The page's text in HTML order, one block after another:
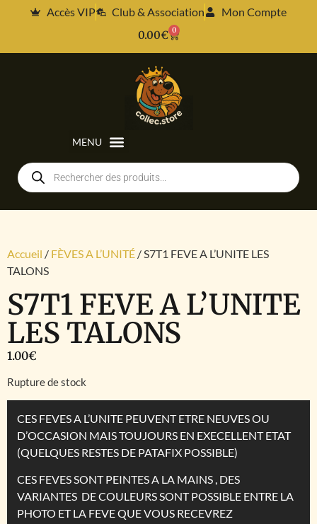
Accès VIP Club & Association
Mon Compte
0.00€ 0
Accueil / FÈVES A L’UNITÉ / S7T1 FEVE A L’UNITE LES
TALONS
S7T1 FEVE A L’UNITE
LES TALONS
1.00€
Rupture de stock
CES FEVES A L’UNITE PEUVENT ETRE NEUVES OU
D’OCCASION MAIS TOUJOURS EN EXECELLENT ETAT
(QUELQUES RESTES DE PATAFIX POSSIBLE)
CES FEVES SONT PEINTES A LA MAINS , DES
VARIANTES DE COULEURS SONT POSSIBLE ENTRE LA
PHOTO ET LA FEVE QUE VOUS RECEVREZ